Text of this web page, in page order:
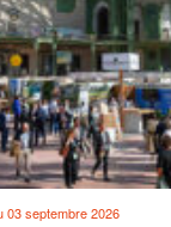
03 septembre 2026